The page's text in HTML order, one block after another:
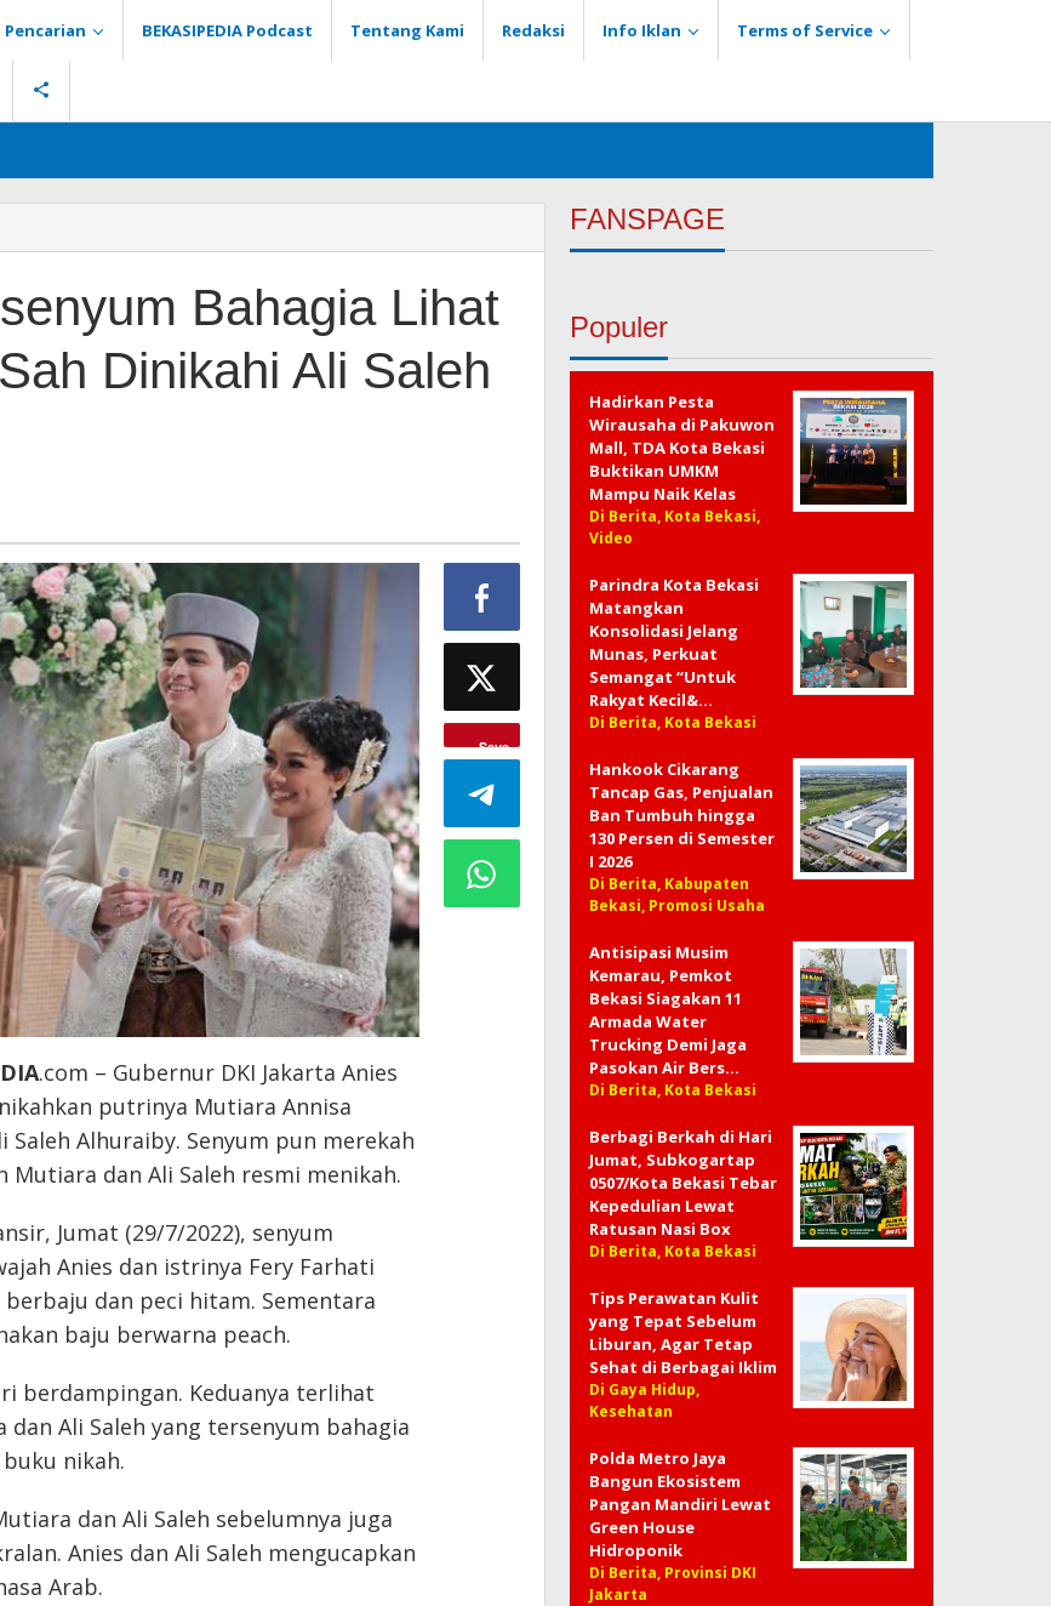
Pencarian BEKASIPEDIA Podcast Tentang Kami Redaksi Info Iklan Terms of Service
Bahagia Lihat
Dinikahi Ali Saleh
.com – Gubernur DKI Jakarta Anies
putrinya Mutiara Annisa
Saleh Alhuraiby. Senyum pun merekah
Mutiara dan Ali Saleh resmi menikah.
Jumat (29/7/2022), senyum
Anies dan istrinya Fery Farhati
berbaju dan peci hitam. Sementara
baju berwarna peach.
berdampingan. Keduanya terlihat
dan Ali Saleh yang tersenyum bahagia
nikah.
dan Ali Saleh sebelumnya juga
Anies dan Ali Saleh mengucapkan
Arab.
Save
FANSPAGE
Populer
Hadirkan Pesta
Wirausaha di Pakuwon
Mall, TDA Kota Bekasi
Buktikan UMKM
Mampu Naik Kelas
Di Berita, Kota Bekasi,
Video
Parindra Kota Bekasi
Matangkan
Konsolidasi Jelang
Munas, Perkuat
Semangat “Untuk
Rakyat Kecil&…
Di Berita, Kota Bekasi
Hankook Cikarang
Tancap Gas, Penjualan
Ban Tumbuh hingga
130 Persen di Semester
I 2026
Di Berita, Kabupaten
Bekasi, Promosi Usaha
Antisipasi Musim
Kemarau, Pemkot
Bekasi Siagakan 11
Armada Water
Trucking Demi Jaga
Pasokan Air Bers…
Di Berita, Kota Bekasi
Berbagi Berkah di Hari
Jumat, Subkogartap
0507/Kota Bekasi Tebar
Kepedulian Lewat
Ratusan Nasi Box
Di Berita, Kota Bekasi
Tips Perawatan Kulit
yang Tepat Sebelum
Liburan, Agar Tetap
Sehat di Berbagai Iklim
Di Gaya Hidup,
Kesehatan
Polda Metro Jaya
Bangun Ekosistem
Pangan Mandiri Lewat
Green House
Hidroponik
Di Berita, Provinsi DKI
Jakarta